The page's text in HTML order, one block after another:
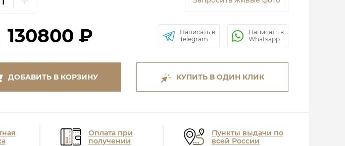
130800 ₽
Написать в
Telegram
Написать в
Whatsapp
ДОБАВИТЬ В КОРЗИНУ КУПИТЬ В ОДИН КЛИК
Оплата при
получении
Пункты выдачи по
всей России